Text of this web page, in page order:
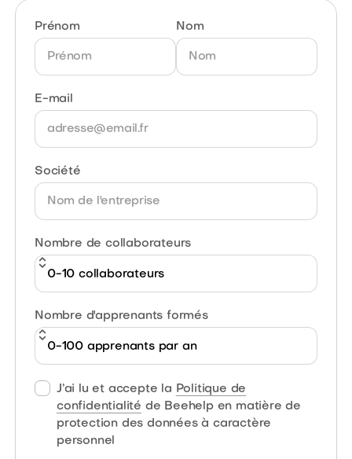
Prénom Nom
E-mail
Société
Nombre de collaborateurs
Nombre d'apprenants formés
J’ai lu et accepte la Politique de
confidentialité de Beehelp en matière de
protection des données à caractère
personnel